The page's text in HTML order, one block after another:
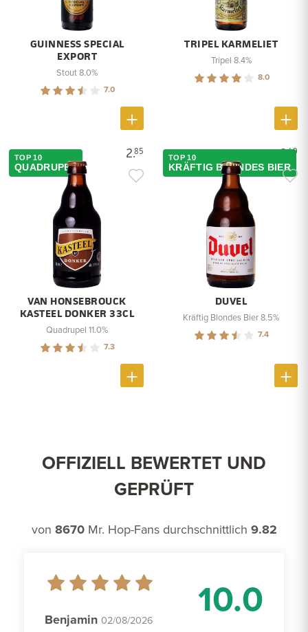
GUINNESS SPECIAL
EXPORT
Stout 8.0%
7.0
TRIPEL KARMELIET
Tripel 8.4%
8.0
2.85
TOP 10
QUADRUPEL
VAN HONSEBROUCK
KASTEEL DONKER 33CL
Quadrupel 11.0%
7.3
2.49
TOP 10
KRÄFTIG BLONDES BIER
DUVEL
Kräftig Blondes Bier 8.5%
7.4
OFFIZIELL BEWERTET UND
GEPRÜFT
von 8670Mr. Hop-Fans durchschnittlich 9.82
10.0
Benjamin 02/08/2026